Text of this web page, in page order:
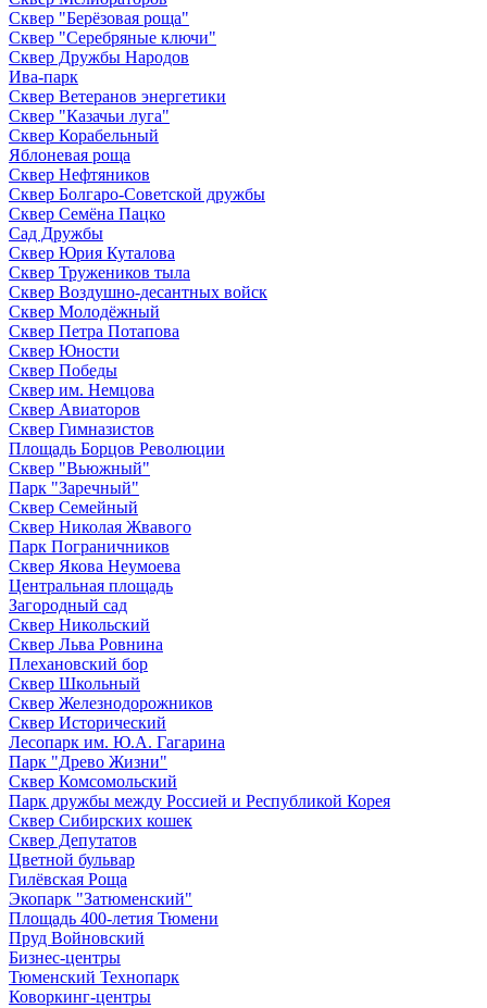
Сквер "Берёзовая роща"
Сквер "Серебряные ключи"
Сквер Дружбы Народов
Ива-парк
Сквер Ветеранов энергетики
Сквер "Казачьи луга"
Сквер Корабельный
Яблоневая роща
Сквер Нефтяников
Сквер Болгаро-Советской дружбы
Сквер Семёна Пацко
Сад Дружбы
Сквер Юрия Куталова
Сквер Тружеников тыла
Сквер Воздушно-десантных войск
Сквер Молодёжный
Сквер Петра Потапова
Сквер Юности
Сквер Победы
Сквер им. Немцова
Сквер Авиаторов
Сквер Гимназистов
Площадь Борцов Революции
Сквер "Вьюжный"
Парк "Заречный"
Сквер Семейный
Сквер Николая Жвавого
Парк Пограничников
Сквер Якова Неумоева
Центральная площадь
Загородный сад
Сквер Никольский
Сквер Льва Ровнина
Плехановский бор
Сквер Школьный
Сквер Железнодорожников
Сквер Исторический
Лесопарк им. Ю.А. Гагарина
Парк "Древо Жизни"
Сквер Комсомольский
Парк дружбы между Россией и Республикой Корея
Сквер Сибирских кошек
Сквер Депутатов
Цветной бульвар
Гилёвская Роща
Экопарк "Затюменский"
Площадь 400-летия Тюмени
Пруд Войновский
Бизнес-центры
Тюменский Технопарк
Коворкинг-центры